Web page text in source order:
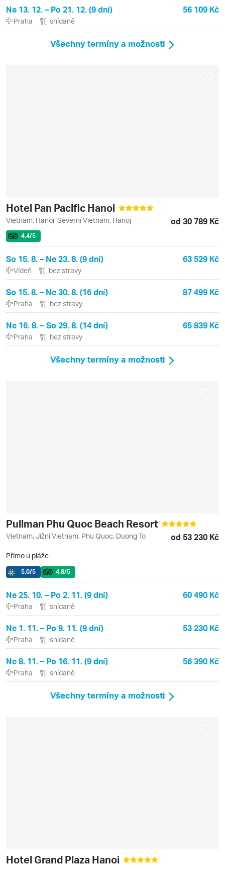
Ne 13. 12. – Po 21. 12. (9 dní) 56 109 Kč
Praha snídaně
Všechny termíny a možnosti
Hotel Pan Pacific Hanoi
Vietnam, Hanoi, Severní Vietnam, Hanoj od 30 789 Kč
4.4/5
So 15. 8. – Ne 23. 8. (9 dní) 63 529 Kč
Vídeň bez stravy
So 15. 8. – Ne 30. 8. (16 dní) 87 499 Kč
Praha bez stravy
Ne 16. 8. – So 29. 8. (14 dní) 65 839 Kč
Praha bez stravy
Všechny termíny a možnosti
Pullman Phu Quoc Beach Resort
Vietnam, Jižní Vietnam, Phu Quoc, Duong To od 53 230 Kč
Přímo u pláže
5.0/5 4.8/5
Ne 25. 10. – Po 2. 11. (9 dní) 60 490 Kč
Praha snídaně
Ne 1. 11. – Po 9. 11. (9 dní) 53 230 Kč
Praha snídaně
Ne 8. 11. – Po 16. 11. (9 dní) 56 390 Kč
Praha snídaně
Všechny termíny a možnosti
Hotel Grand Plaza Hanoi